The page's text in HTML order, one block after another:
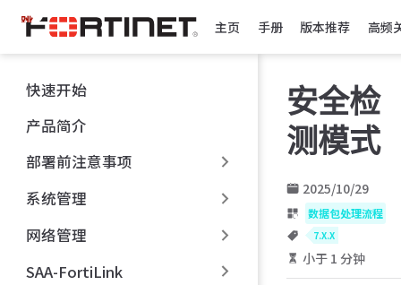
跳
至
主
內
容
主页 手册 版本推荐 高频
快速开始
产品简介
部署前注意事项
系统管理
网络管理
SAA-FortiLink
安全检
测模式
2025/10/29
数据包处理流程
7.X.X
小于 1 分钟